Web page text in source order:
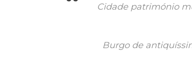
Cidade património
Burgo de